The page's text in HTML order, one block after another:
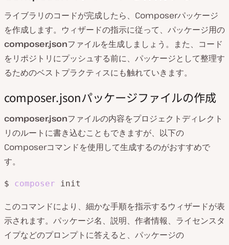
ライブラリのコードが完成したら、Composerパッケージ
を作成します。ウィザードの指示に従って、パッケージ用の
composer.jsonファイルを生成しましょう。また、コード
をリポジトリにプッシュする前に、パッケージとして整理す
るためのベストプラクティスにも触れていきます。
composer.jsonパッケージファイルの作成
composer.jsonファイルの内容をプロジェクトディレクト
リのルートに書き込むこともできますが、以下の
Composerコマンドを使用して生成するのがおすすめで
す。
$ composer init
このコマンドにより、細かな手順を指示するウィザードが表
示されます。パッケージ名、説明、作者情報、ライセンスタ
イプなどのプロンプトに答えると、パッケージの